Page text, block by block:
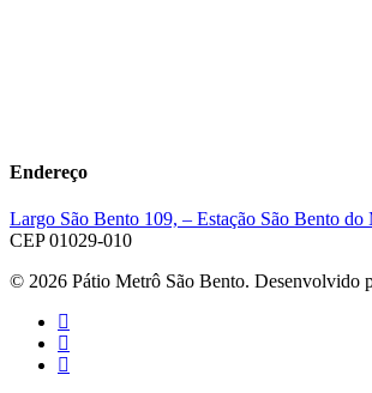
Endereço
Largo São Bento 109, – Estação São Bento do
CEP 01029-010
© 2026 Pátio Metrô São Bento. Desenvolvido
facebook
youtube
instagram